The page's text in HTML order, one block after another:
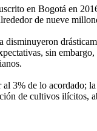
en Bogotá en
de nueve
sin
3% de lo acordado;
de cultivos ilícitos,